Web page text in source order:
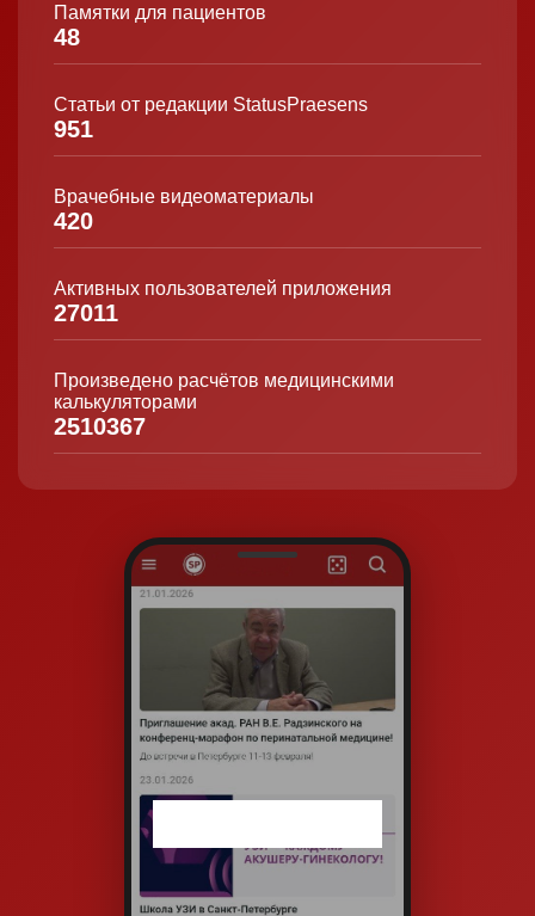
Памятки для пациентов
48
Статьи от редакции StatusPraesens
951
Врачебные видеоматериалы
420
Активных пользователей приложения
27011
Произведено расчётов медицинскими
калькуляторами
2510367